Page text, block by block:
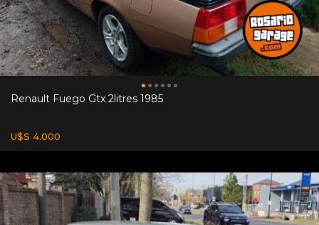
Renault Fuego Gtx 2litres 1985
U$S 4.000